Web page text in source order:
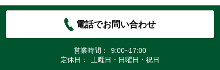
電話でお問い合わせ
営業時間：
9:00~17:00
定休日：
土曜日・日曜日・祝日